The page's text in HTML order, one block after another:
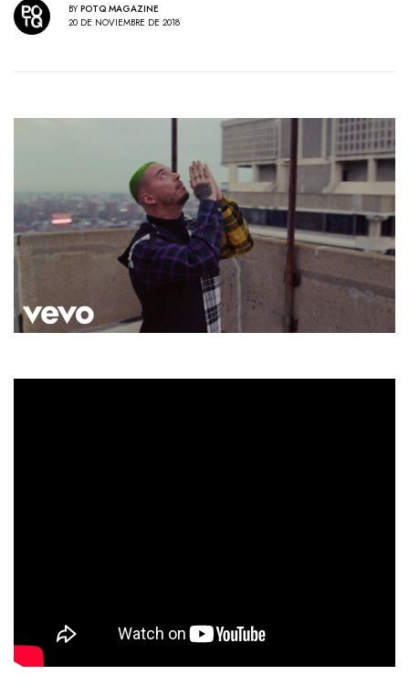
BY POTQ MAGAZINE
20 DE NOVIEMBRE DE 2018